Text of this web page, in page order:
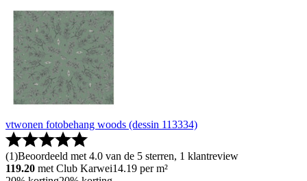
vtwonen fotobehang woods (dessin 113334)
(1)Beoordeeld met 4.0 van de 5 sterren, 1 klantreview
119.20 met Club Karwei14.19 per m²